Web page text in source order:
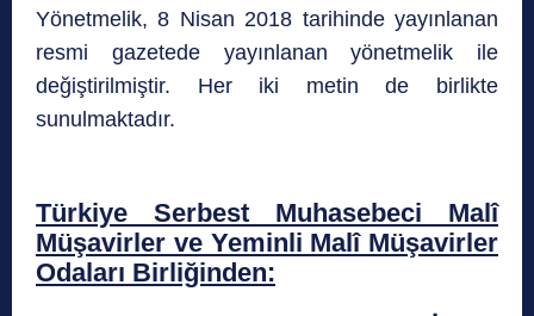
Yönetmelik, 8 Nisan 2018 tarihinde yayınlanan
resmi gazetede yayınlanan yönetmelik ile
değiştirilmiştir. Her iki metin de birlikte
sunulmaktadır.
Türkiye Serbest Muhasebeci Malî
Müşavirler ve Yeminli Malî Müşavirler
Odaları Birliğinden: